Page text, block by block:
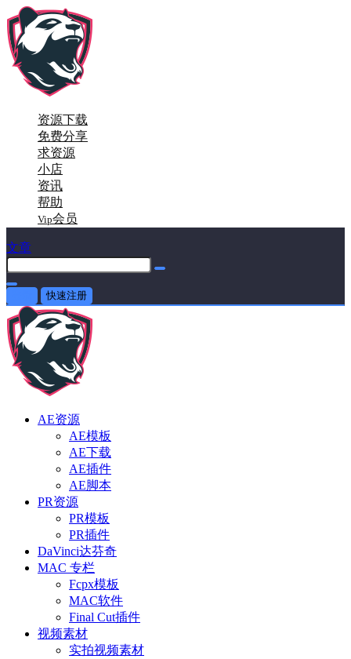
资源下载
免费分享
求资源
小店
资讯
帮助
Vip会员
文章
快速注册
AE资源
AE模板
AE下载
AE插件
AE脚本
PR资源
PR模板
PR插件
DaVinci达芬奇
MAC 专栏
Fcpx模板
MAC软件
Final Cut插件
视频素材
实拍视频素材